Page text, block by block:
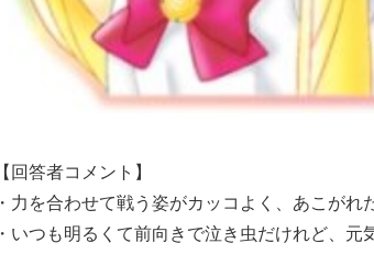
【回答者コメント】
・力を合わせて戦う姿がカッコよく、あこがれ
・いつも明るくて前向きで泣き虫だけれど、元